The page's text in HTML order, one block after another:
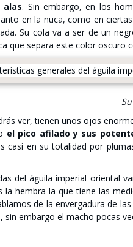
alas. Sin embargo, en los
en la nuca, como en
Su cola va a ser de un
que separa este color oscuro
ver, tienen unos ojos
el pico afilado y sus
casi en su totalidad por
del águila imperial oriental
la hembra la que tiene las
de la envergadura de
, sin embargo el macho pocas